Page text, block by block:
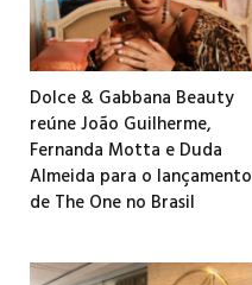
Dolce & Gabbana Beauty
reúne João Guilherme,
Fernanda Motta e Duda
Almeida para o lançamento
de The One no Brasil